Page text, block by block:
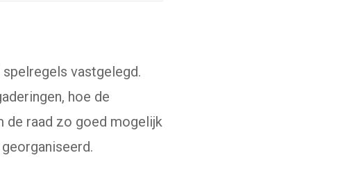
vastgelegd.
hoe de
de raad zo goed mogelijk